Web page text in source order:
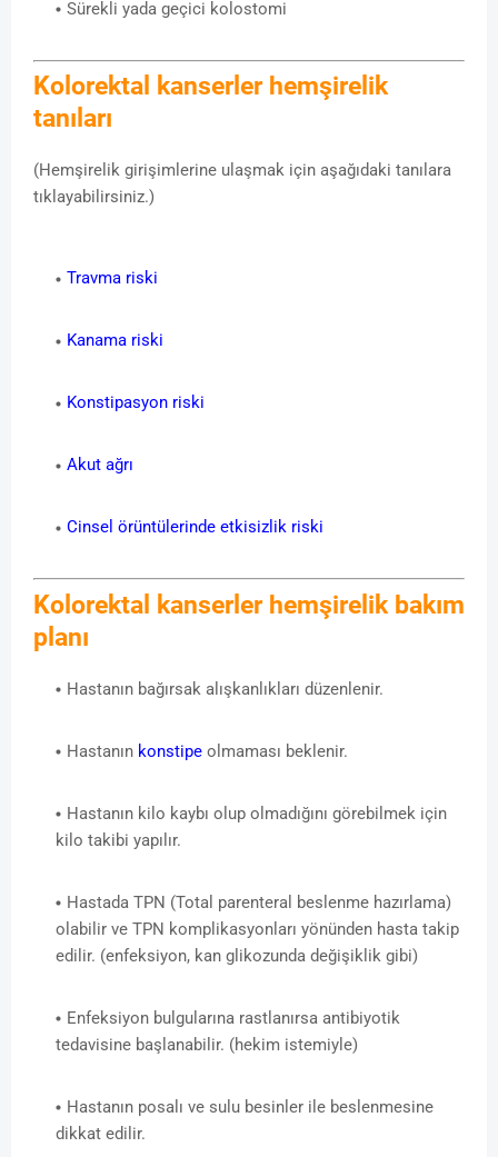
Sürekli yada geçici kolostomi
Kolorektal kanserler hemşirelik
tanıları
(Hemşirelik girişimlerine ulaşmak için aşağıdaki tanılara
tıklayabilirsiniz.)
Travma riski
Kanama riski
Konstipasyon riski
Akut ağrı
Cinsel örüntülerinde etkisizlik riski
Kolorektal kanserler hemşirelik bakım
planı
Hastanın bağırsak alışkanlıkları düzenlenir.
Hastanın konstipe olmaması beklenir.
Hastanın kilo kaybı olup olmadığını görebilmek için
kilo takibi yapılır.
Hastada TPN (Total parenteral beslenme hazırlama)
olabilir ve TPN komplikasyonları yönünden hasta takip
edilir. (enfeksiyon, kan glikozunda değişiklik gibi)
Enfeksiyon bulgularına rastlanırsa antibiyotik
tedavisine başlanabilir. (hekim istemiyle)
Hastanın posalı ve sulu besinler ile beslenmesine
dikkat edilir.